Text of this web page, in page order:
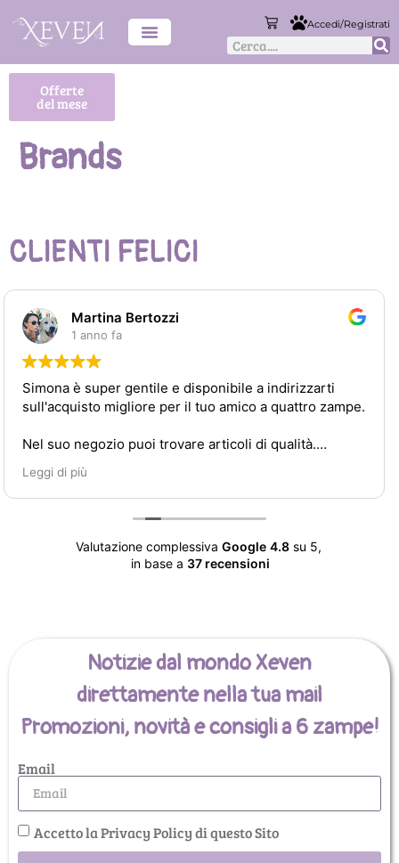
Accedi/Registrati
Offerte
del mese
Brands
CLIENTI FELICI
Martina Bertozzi
1 anno fa
è super gentile e disponibile a indirizzarti
migliore per il tuo amico a quattro zampe.
negozio puoi trovare articoli di qualità.
già acquistato crocchette, masticativi,
e guinzaglio.
più
nostri
Valutazione complessiva Google 4.8 su 5,
in base a 37 recensioni
Notizie dal mondo Xeven
direttamente nella tua mail
Promozioni, novità e consigli a 6 zampe!
Email
Accetto la Privacy Policy di questo Sito